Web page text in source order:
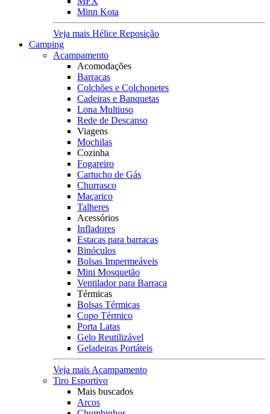
Minn Kota
Veja mais Hélice Reposição
Camping
Acampamento
Acomodações
Barracas
Colchões e Colchonetes
Cadeiras e Banquetas
Lona Multiuso
Rede de Descanso
Viagens
Mochilas
Cozinha
Fogareiro
Cartucho de Gás
Churrasco
Maçarico
Talheres
Acessórios
Infladores
Estacas para barracas
Binóculos
Bolsas Impermeáveis
Mini Mosquetão
Ventilador para Barraca
Térmicas
Bolsas Térmicas
Copo Térmico
Porta Latas
Gelo Reutilizável
Geladeiras Portáteis
Veja mais Acampamento
Tiro Esportivo
Mais buscados
Arcos